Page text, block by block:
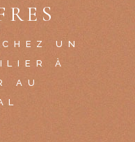
UN
À
AU